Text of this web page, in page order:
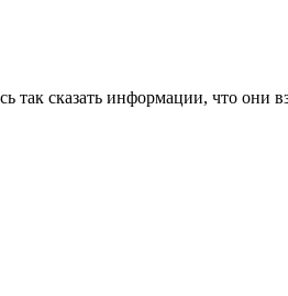
сказать информации, что они